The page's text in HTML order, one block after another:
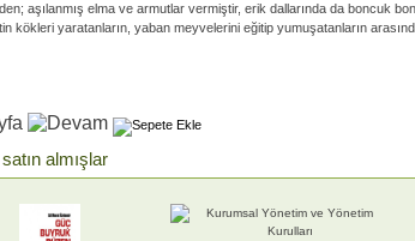
aşılanmış elma ve armutlar vermiştir, erik dallarında da boncuk
kökleri yaratanların, yaban meyvelerini eğitip yumuşatanların
almışlar